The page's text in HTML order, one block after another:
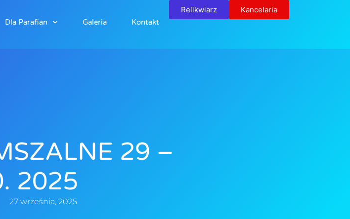
Dla Parafian Galeria Kontakt
Relikwiarz Kancelaria
29 –
2025
27 września, 2025